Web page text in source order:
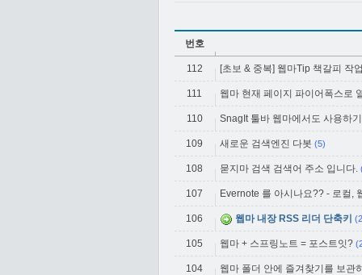
번호
112 [초보 & 중복] 웹마Tip 책갈피 작
111 웹마 현재 페이지 파이어폭스로
110 SnagIt 툴바 웹마에서도 사용하기
109 새로운 검색엔진 다봇 (5)
108 묻지마 검색 검색어 주소 입니다.
107 Evernote 를 아시나요?? - 로컬,
106 웹마 내장 RSS 리더 단축키
105 웹마 + 스프링노트 = 포스트잇?
104 웹마 폴더 안에 즐겨찾기를 보관